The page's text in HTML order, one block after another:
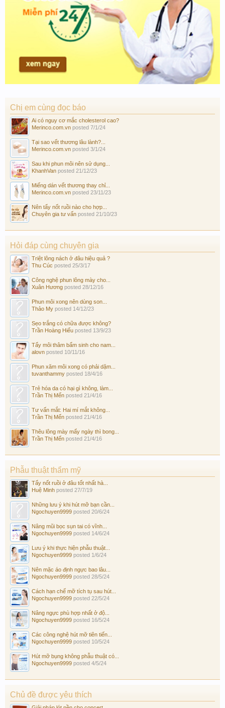
Chị em cùng đọc báo
Ai có nguy cơ mắc cholesterol cao?
Merinco.com.vn posted 7/1/24
Tại sao vết thương lâu lành?...
Merinco.com.vn posted 3/1/24
Sau khi phun môi nên sử dụng...
KhanhVan posted 21/12/23
Miếng dán vết thương thay chỉ...
Merinco.com.vn posted 23/11/23
Nên tẩy nốt ruồi nào cho hợp...
Chuyên gia tư vấn posted 21/10/23
Hỏi đáp cùng chuyên gia
Triệt lông nách ở đâu hiệu quả ?
Thu Cúc posted 25/3/17
Công nghệ phun lông mày cho...
Xuân Hương posted 28/12/16
Phun môi xong nên dùng son...
Thảo My posted 14/12/23
Sẹo trắng có chữa được không?
Trần Hoàng Hiếu posted 13/9/23
Tẩy môi thâm bẩm sinh cho nam...
alovn posted 10/11/16
Phun xăm môi xong có phải dặm...
tuvanthammy posted 18/4/16
Trẻ hóa da có hại gì không, làm...
Trần Thị Mến posted 21/4/16
Tư vấn mắt: Hai mí mắt không...
Trần Thị Mến posted 21/4/16
Thêu lông mày mấy ngày thì bong...
Trần Thị Mến posted 21/4/16
Phẫu thuật thẩm mỹ
Tẩy nốt ruồi ở đâu tốt nhất hà...
Huệ Minh posted 27/7/19
Những lưu ý khi hút mỡ bạn cần...
Ngochuyen9999 posted 20/6/24
Nâng mũi bọc sụn tai có vĩnh...
Ngochuyen9999 posted 14/6/24
Lưu ý khi thực hiện phẫu thuật...
Ngochuyen9999 posted 1/6/24
Nên mặc áo định ngực bao lâu...
Ngochuyen9999 posted 28/5/24
Cách hạn chế mỡ tích tụ sau hút...
Ngochuyen9999 posted 22/5/24
Nâng ngực phù hợp nhất ở độ...
Ngochuyen9999 posted 16/5/24
Các công nghệ hút mỡ tiên tiến...
Ngochuyen9999 posted 10/5/24
Hút mỡ bụng không phẫu thuật có...
Ngochuyen9999 posted 4/5/24
Chủ đề được yêu thích